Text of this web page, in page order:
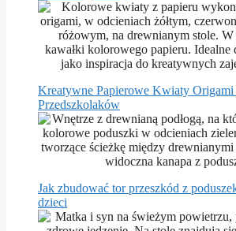
Kreatywne Papierowe Kwiaty Origami
Przedszkolaków
Jak zbudować tor przeszkód z
dzieci